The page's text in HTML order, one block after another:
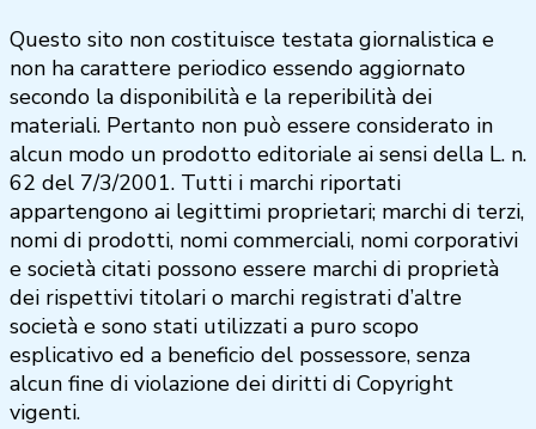
Questo sito non costituisce testata giornalistica e
non ha carattere periodico essendo aggiornato
secondo la disponibilità e la reperibilità dei
materiali. Pertanto non può essere considerato in
alcun modo un prodotto editoriale ai sensi della L. n.
62 del 7/3/2001. Tutti i marchi riportati
appartengono ai legittimi proprietari; marchi di terzi,
nomi di prodotti, nomi commerciali, nomi corporativi
e società citati possono essere marchi di proprietà
dei rispettivi titolari o marchi registrati d’altre
società e sono stati utilizzati a puro scopo
esplicativo ed a beneficio del possessore, senza
alcun fine di violazione dei diritti di Copyright
vigenti.